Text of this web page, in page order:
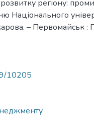
регіону:
Національного
– Первомайськ
10205